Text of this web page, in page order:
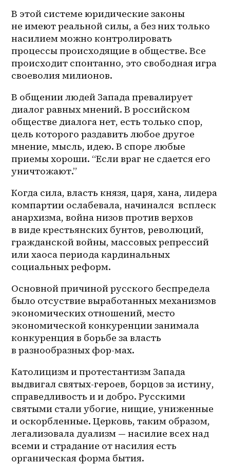
В этой системе юридические законы
не имеют реальной силы, а без них только
насилием можно контролировать
процессы происходящие в обществе. Все
происходит спонтанно, это свободная игра
своеволия милионов.
В общении людей Запада превалирует
диалог равных мнений. В российском
обществе диалога нет, есть только спор,
цель которого раздавить любое другое
мнение, мысль, идею. В споре любые
приемы хороши. “Если враг не сдается его
уничтожают.”
Когда сила, власть князя, царя, хана, лидера
компартии ослабевала, начинался  всплеск
анархизма, война низов против верхов
в виде крестьянских бунтов, революций,
гражданской войны, массовых репрессий
или хаоса периода кардинальных
социальных реформ.
Основной причиной русского беспредела
было отсуствие выработанных механизмов
экономических отношений, место
экономической конкуренции занимала
конкуренция в борьбе за власть
в разнообразных фор-мах.
Католицизм и протестантизм Запада
выдвигал святых-героев, борцов за истину,
справедливость и и добро. Русскими
святыми стали убогие, нищие, униженные
и оскорбленные. Церковь, таким образом,
легализовала дуализм — насилие всех над
всеми и страдание от насилия есть
органическая форма бытия.